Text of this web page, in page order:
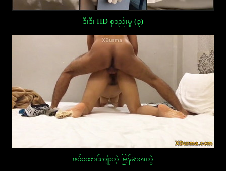
ဒီးဒီး HD စုစည်းမှု (၃)
ဖင်ထောင်ကျုံးတဲ့ မြန်မာအတွဲ